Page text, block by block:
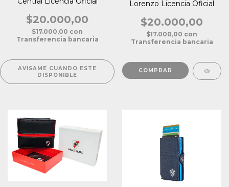
$20.000,00
$17.000,00 con
Transferencia bancaria
AVISAME CUANDO ESTE
DISPONIBLE
Lorenzo Licencia Oficial
$20.000,00
$17.000,00 con
Transferencia bancaria